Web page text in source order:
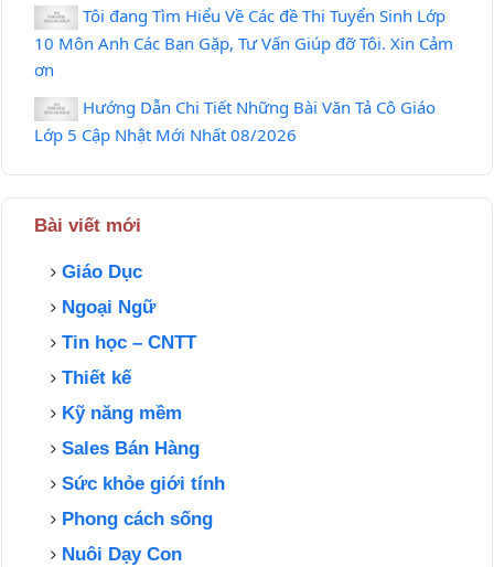
Tôi đang Tìm Hiểu Về Các đề Thi Tuyển Sinh Lớp
10 Môn Anh Các Bạn Gặp, Tư Vấn Giúp đỡ Tôi. Xin Cảm
ơn
Hướng Dẫn Chi Tiết Những Bài Văn Tả Cô Giáo
Lớp 5 Cập Nhật Mới Nhất 08/2026
Bài viết mới
Giáo Dục
Ngoại Ngữ
Tin học – CNTT
Thiết kế
Kỹ năng mềm
Sales Bán Hàng
Sức khỏe giới tính
Phong cách sống
Nuôi Dạy Con